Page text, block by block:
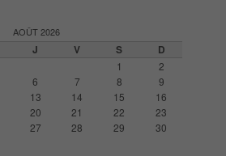
AOÛT 2026
J V S D
1
2
6 7 8
9
13 14 15
16
20 21 22
23
27 28 29
30